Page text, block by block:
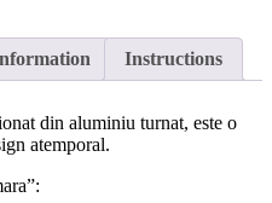
Instructions
din aluminiu turnat, este o
atemporal.